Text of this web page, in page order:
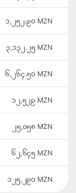
၁,၂၅၂.၉၀ MZN
၃,၁၃၂.၂၅ MZN
၆,၂၆၄.၅၀ MZN
၁၂,၅၂၉ MZN
၂၅,၀၅၈ MZN
၆၂,၆၄၅ MZN
၁၂၅,၂၉၀ MZN